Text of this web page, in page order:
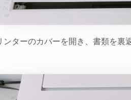
ンターのカバーを開き、書類を裏